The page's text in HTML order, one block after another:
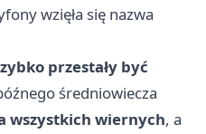
wzięła się nazwa
przestały być
średniowiecza
wszystkich wiernych, a